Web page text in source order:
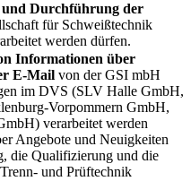
Durchführung der
für Schweißtechnik
werden dürfen.
Informationen über
E-Mail von der GSI mbH
im DVS (SLV Halle GmbH,
Vorpommern GmbH,
verarbeitet werden
Angebote und Neuigkeiten
die Qualifizierung und die
und Prüftechnik